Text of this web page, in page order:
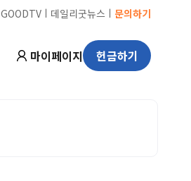
GOODTV ㅣ 데일리굿뉴스 ㅣ 문의하기
마이페이지 헌금하기